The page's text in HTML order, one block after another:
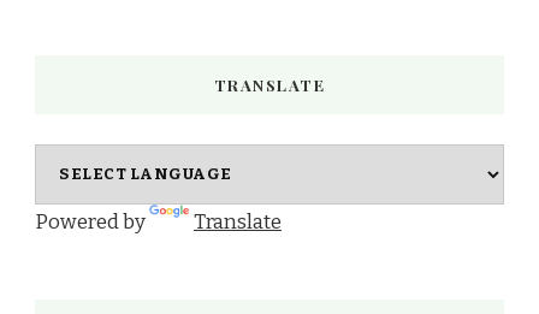
TRANSLATE
Powered by Translate